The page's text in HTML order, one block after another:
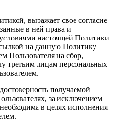
выражает свое согласие
в ней права и
настоящей Политики
на данную Политику
Пользователя на сбор,
третьим лицам персональных
получаемой
за исключением
в целях исполнения